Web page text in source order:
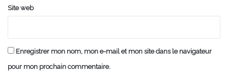
Site web
Enregistrer mon nom, mon e-mail et mon site dans le navigateur
pour mon prochain commentaire.